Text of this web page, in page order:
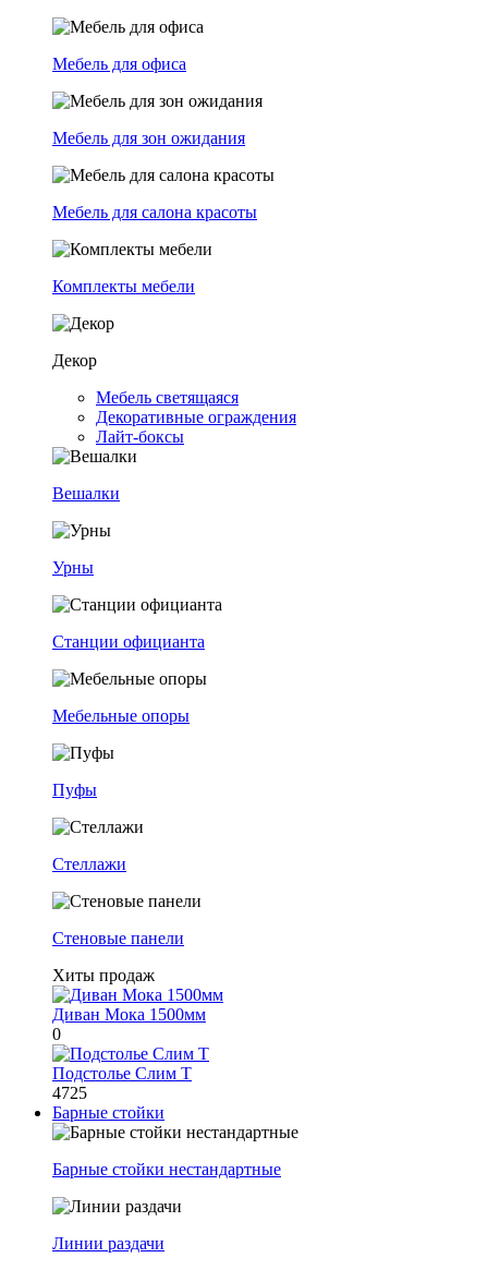
Мебель для офиса
Мебель для зон ожидания
Мебель для салона красоты
Комплекты мебели
Декор
Мебель светящаяся
Декоративные ограждения
Лайт-боксы
Вешалки
Урны
Станции официанта
Мебельные опоры
Пуфы
Стеллажи
Стеновые панели
Хиты продаж
Диван Мока 1500мм
0
Подстолье Слим Т
4725
Барные стойки
Барные стойки нестандартные
Линии раздачи